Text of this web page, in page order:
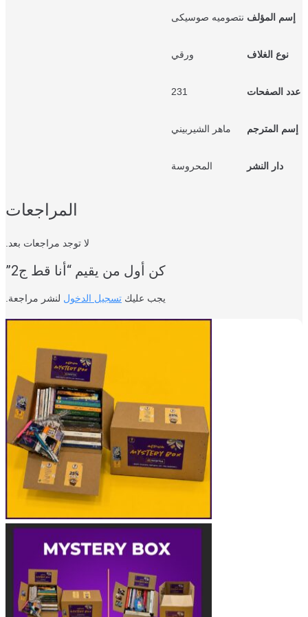
المؤلف نتصوميه صوسيكى
نوع الغلاف ورقي
الصفحات
المترجم ماهر الشيربيني
دار النشر المحروسة
المراجعات
لا توجد مراجعات بعد.
كن أول من يقيم “أنا قط ج2”
يجب عليكتسجيل الدخوللنشر مراجعة.